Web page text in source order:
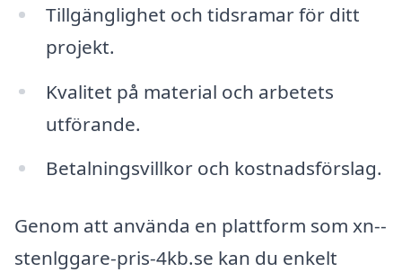
Tillgänglighet och tidsramar för ditt
projekt.
Kvalitet på material och arbetets
utförande.
Betalningsvillkor och kostnadsförslag.
Genom att använda en plattform som xn--
stenlggare-pris-4kb.se kan du enkelt